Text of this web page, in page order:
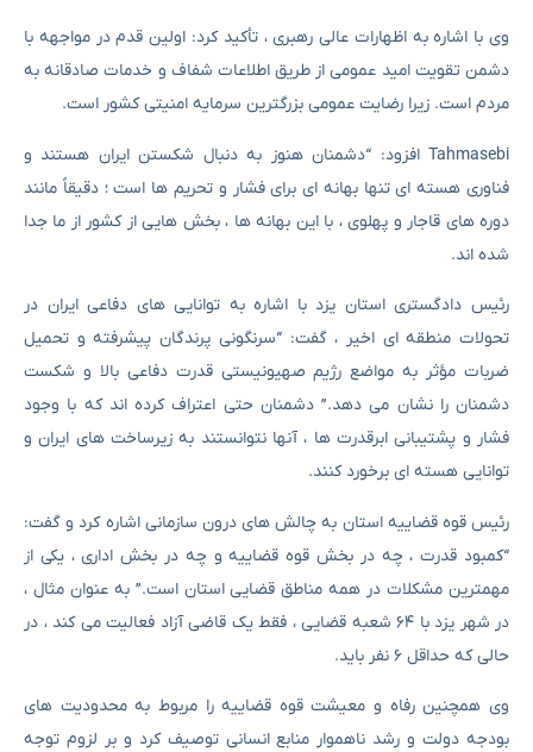
وی با اشاره به اظهارات عالی رهبری ، تأکید کرد: اولین قدم در مواجهه با
دشمن تقویت امید عمومی از طریق اطلاعات شفاف و خدمات صادقانه به
مردم است. زیرا رضایت عمومی بزرگترین سرمایه امنیتی کشور است.
Tahmasebi افزود: “دشمنان هنوز به دنبال شکستن ایران هستند و
فناوری هسته ای تنها بهانه ای برای فشار و تحریم ها است ؛ دقیقاً مانند
دوره های قاجار و پهلوی ، با این بهانه ها ، بخش هایی از کشور از ما جدا
شده اند.
رئیس دادگستری استان یزد با اشاره به توانایی های دفاعی ایران در
تحولات منطقه ای اخیر ، گفت: “سرنگونی پرندگان پیشرفته و تحمیل
ضربات مؤثر به مواضع رژیم صهیونیستی قدرت دفاعی بالا و شکست
دشمنان را نشان می دهد.” دشمنان حتی اعتراف کرده اند که با وجود
فشار و پشتیبانی ابرقدرت ها ، آنها نتوانستند به زیرساخت های ایران و
توانایی هسته ای برخورد کنند.
رئیس قوه قضاییه استان به چالش های درون سازمانی اشاره کرد و گفت:
“کمبود قدرت ، چه در بخش قوه قضاییه و چه در بخش اداری ، یکی از
مهمترین مشکلات در همه مناطق قضایی استان است.” به عنوان مثال ،
در شهر یزد با ۶۴ شعبه قضایی ، فقط یک قاضی آزاد فعالیت می کند ، در
حالی که حداقل ۶ نفر باید.
وی همچنین رفاه و معیشت قوه قضاییه را مربوط به محدودیت های
بودجه دولت و رشد ناهموار منابع انسانی توصیف کرد و بر لزوم توجه